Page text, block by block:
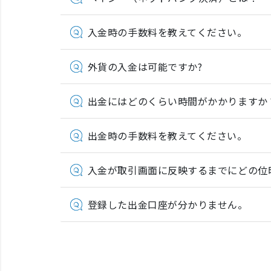
入金時の手数料を教えてください。
外貨の入金は可能ですか?
出金にはどのくらい時間がかかりますか
出金時の手数料を教えてください。
入金が取引画面に反映するまでにどの位
登録した出金口座が分かりません。